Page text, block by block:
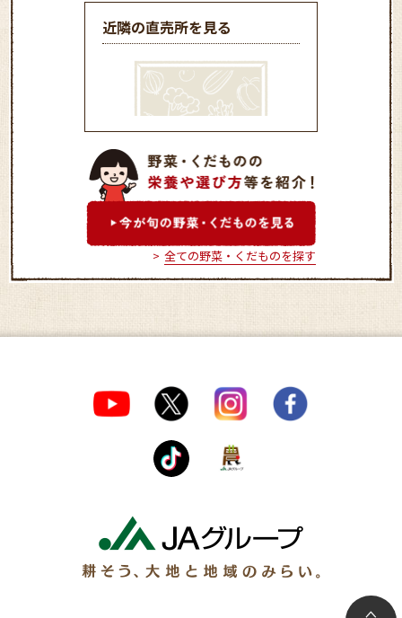
近隣の直売所を見る
ＪＡ成田市宝田農産物直売
所
全ての野菜・くだものを探す